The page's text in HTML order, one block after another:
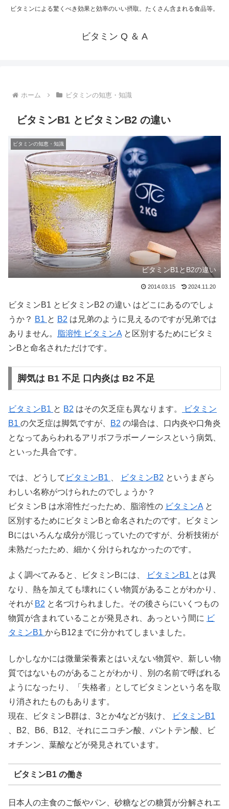
ビタミンによる驚くべき効果と効率のいい摂取。たくさん含まれる食品等。
ビタミン Q ＆ A
ホーム ビタミンの知恵・知識
ビタミンB1 とビタミンB2 の違い
ビタミンの知恵・知識
ビタミンB1とB2の違い
2014.03.15 2024.11.20
ビタミンB1 とビタミンB2 の違い はどこにあるのでしょ
うか？ B1 と B2 は兄弟のように見えるのですが兄弟では
ありません。
脂溶性 ビタミンA と区別するためにビタミ
ンBと命名されただけです。
脚気は B1 不足 口内炎は B2 不足
ビタミンB1 と B2 はその欠乏症も異なります。
ビタミン
B1 の欠乏症は脚気ですが、 B2 の場合は、口内炎や口角炎
となってあらわれるアリボフラボーノーシスという病気、
といった具合です。
では、どうして ビタミンB1 ビタミンB2 というまぎら
わしい名称がつけられたのでしょうか？
ビタミンB は水溶性だったため、脂溶性の ビタミンA と
区別するためにビタミンBと命名されたのです。ビタミン
Bにはいろんな成分が混じっていたのですが、分析技術が
未熟だったため、細かく分けられなかったのです。
よく調べてみると、ビタミンBには、 ビタミンB1 とは異
なり、熱を加えても壊れにくい物質があることがわかり、
それが B2 と名づけられました。その後さらにいくつもの
物質が含まれていることが発見され、あっという間に ビ
タミンB1 からB12までに分かれてしまいました。
しかしなかには微量栄養素とはいえない物質や、新しい物
質ではないものがあることがわかり、別の名前で呼ばれる
ようになったり、「失格者」としてビタミンという名を取
り消されたものもあります。
現在、ビタミンB群は、3とか4などが抜け、
ビタミンB1
、B2、B6、B12、それにニコチン酸、パントテン酸、ビ
オチンン、葉酸などが発見されています。
ビタミンB1 の働き
日本人の主食のご飯やパン、砂糖などの糖質が分解されエ